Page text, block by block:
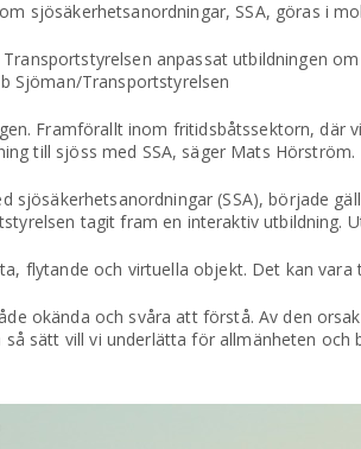
sjösäkerhetsanordningar, SSA, göras i
anpassat utbildningen
Sjöman/Transportstyrelsen
Framförallt inom fritidsbåtssektorn, där
till sjöss med SSA, säger Mats Hörström.
sjösäkerhetsanordningar (SSA), började
tagit fram en interaktiv utbildning.
flytande och virtuella objekt. Det kan
okända och svåra att förstå. Av den
sätt vill vi underlätta för allmänheten